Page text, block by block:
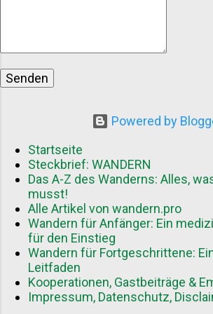
Vorteile für
können Sie von
durch Zugang zu einer
Zielgruppe Aufbau von
Powered by
Startseite
Steckbrief: WANDERN
Das A-Z des Wanderns: Alles,
musst!
Alle Artikel von wandern.pro
Wandern für Anfänger: Ein
für den Einstieg
Wandern für Fortgeschrittene:
Leitfaden
Kooperationen, Gastbeiträge &
Impressum, Datenschutz,